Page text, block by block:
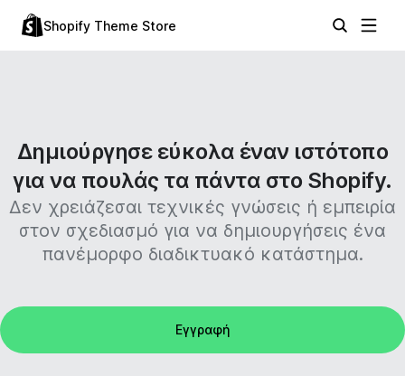
Shopify Theme Store
Δημιούργησε εύκολα έναν ιστότοπο
για να πουλάς τα πάντα στο Shopify.
Δεν χρειάζεσαι τεχνικές γνώσεις ή εμπειρία
στον σχεδιασμό για να δημιουργήσεις ένα
πανέμορφο διαδικτυακό κατάστημα.
Εγγραφή